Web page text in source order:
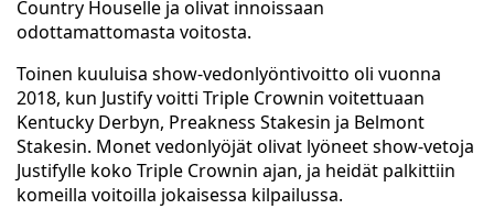
Country Houselle ja olivat innoissaan
odottamattomasta voitosta.
Toinen kuuluisa show-vedonlyöntivoitto oli vuonna
2018, kun Justify voitti Triple Crownin voitettuaan
Kentucky Derbyn, Preakness Stakesin ja Belmont
Stakesin. Monet vedonlyöjät olivat lyöneet show-vetoja
Justifylle koko Triple Crownin ajan, ja heidät palkittiin
komeilla voitoilla jokaisessa kilpailussa.